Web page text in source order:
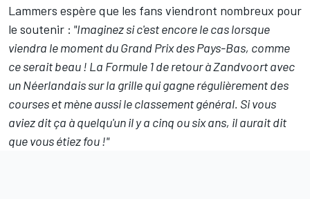
Lammers espère que les fans viendront nombreux pour
le soutenir : "Imaginez si c'est encore le cas lorsque
viendra le moment du Grand Prix des Pays-Bas, comme
ce serait beau ! La Formule 1 de retour à Zandvoort avec
un Néerlandais sur la grille qui gagne régulièrement des
courses et mène aussi le classement général. Si vous
aviez dit ça à quelqu'un il y a cinq ou six ans, il aurait dit
que vous étiez fou !"